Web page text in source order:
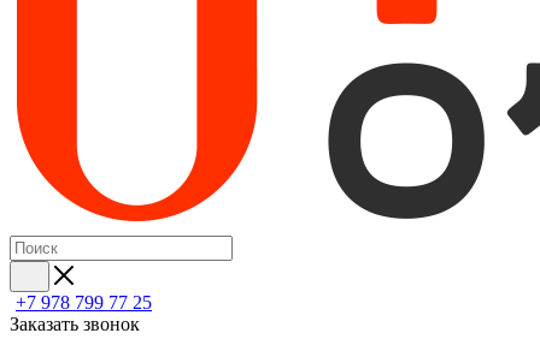
+7 978 799 77 25
Заказать звонок